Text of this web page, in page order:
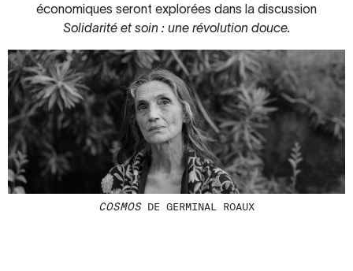
économiques seront explorées dans la discussion
Solidarité et soin : une révolution douce.
COSMOSDE GERMINAL ROAUX